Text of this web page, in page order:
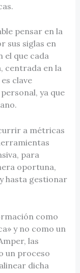
pensar en la
sus siglas en
el que cada
centrada en la
clave
ya que
a métricas
para
oportuna,
hasta gestionar
como
y no como un
las
un proceso
dicha